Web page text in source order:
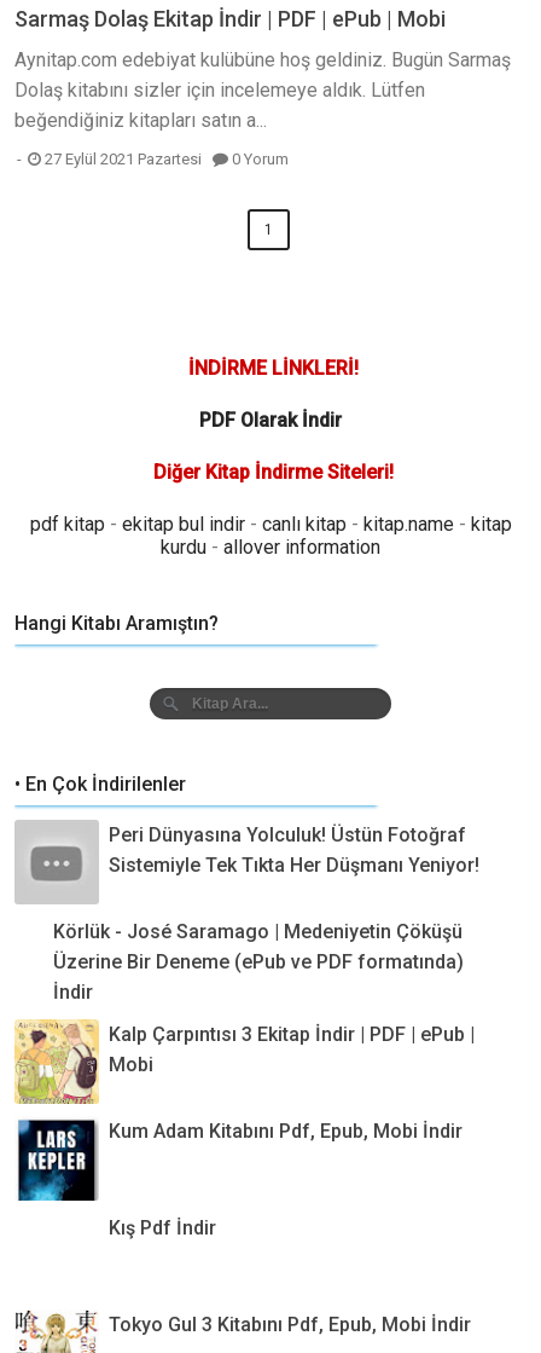
Sarmaş Dolaş Ekitap İndir | PDF | ePub | Mobi
Aynitap.com edebiyat kulübüne hoş geldiniz. Bugün Sarmaş
Dolaş kitabını sizler için incelemeye aldık. Lütfen
beğendiğiniz kitapları satın a...
27 Eylül 2021 Pazartesi 0 Yorum
1
İNDİRME LİNKLERİ!
PDF Olarak İndir
Diğer Kitap İndirme Siteleri!
pdf kitap - ekitap bul indir- canlı kitap - kitap.name- kitap
kurdu - allover information
Hangi Kitabı Aramıştın?
• En Çok İndirilenler
Peri Dünyasına Yolculuk! Üstün Fotoğraf
Sistemiyle Tek Tıkta Her Düşmanı Yeniyor!
Körlük - José Saramago | Medeniyetin Çöküşü
Üzerine Bir Deneme (ePub ve PDF formatında)
İndir
Kalp Çarpıntısı 3 Ekitap İndir | PDF | ePub |
Mobi
Kum Adam Kitabını Pdf, Epub, Mobi İndir
Kış Pdf İndir
Tokyo Gul 3 Kitabını Pdf, Epub, Mobi İndir